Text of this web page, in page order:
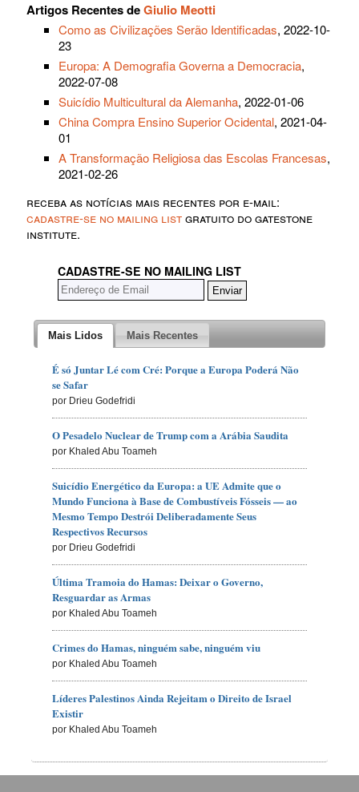
Artigos Recentes deGiulio Meotti
Como as Civilizações Serão Identificadas, 2022-10-
23
Europa: A Demografia Governa a Democracia,
2022-07-08
Suicídio Multicultural da Alemanha, 2022-01-06
China Compra Ensino Superior Ocidental, 2021-04-
01
A Transformação Religiosa das Escolas Francesas,
2021-02-26
receba as notícias mais recentes por e-mail:
cadastre-se no mailing listgratuito do gatestone
institute.
CADASTRE-SE NO MAILING LIST
Mais Lidos Mais Recentes
É só Juntar Lé com Cré: Porque a Europa Poderá Não
se Safar
por Drieu Godefridi
O Pesadelo Nuclear de Trump com a Arábia Saudita
por Khaled Abu Toameh
Suicídio Energético da Europa: a UE Admite que o
Mundo Funciona à Base de Combustíveis Fósseis — ao
Mesmo Tempo Destrói Deliberadamente Seus
Respectivos Recursos
por Drieu Godefridi
Última Tramoia do Hamas: Deixar o Governo,
Resguardar as Armas
por Khaled Abu Toameh
Crimes do Hamas, ninguém sabe, ninguém viu
por Khaled Abu Toameh
Líderes Palestinos Ainda Rejeitam o Direito de Israel
Existir
por Khaled Abu Toameh